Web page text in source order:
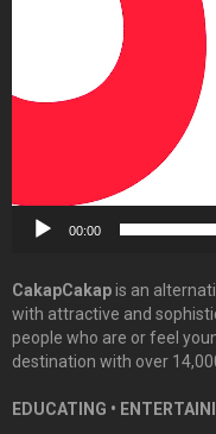
00:00
CakapCakapis an
with attractive and
people who are or feel
destination with over
EDUCATING •